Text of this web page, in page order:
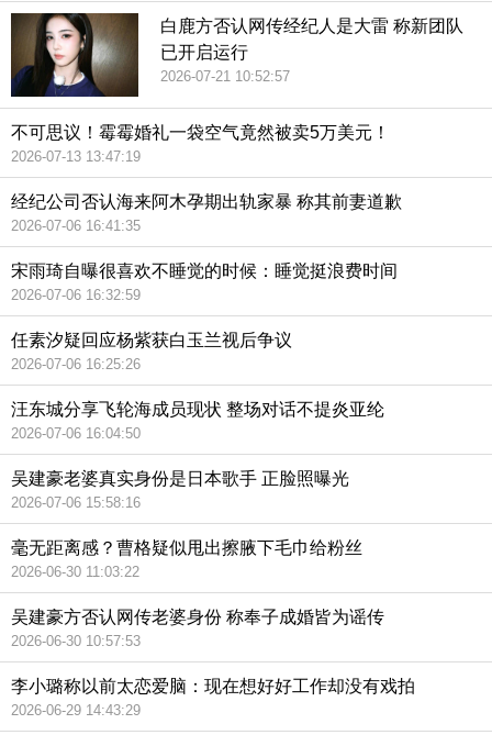
白鹿方否认网传经纪人是大雷 称新团队
已开启运行
2026-07-21 10:52:57
不可思议！霉霉婚礼一袋空气竟然被卖5万美元！
2026-07-13 13:47:19
经纪公司否认海来阿木孕期出轨家暴 称其前妻道歉
2026-07-06 16:41:35
宋雨琦自曝很喜欢不睡觉的时候：睡觉挺浪费时间
2026-07-06 16:32:59
任素汐疑回应杨紫获白玉兰视后争议
2026-07-06 16:25:26
汪东城分享飞轮海成员现状 整场对话不提炎亚纶
2026-07-06 16:04:50
吴建豪老婆真实身份是日本歌手 正脸照曝光
2026-07-06 15:58:16
毫无距离感？曹格疑似甩出擦腋下毛巾给粉丝
2026-06-30 11:03:22
吴建豪方否认网传老婆身份 称奉子成婚皆为谣传
2026-06-30 10:57:53
李小璐称以前太恋爱脑：现在想好好工作却没有戏拍
2026-06-29 14:43:29